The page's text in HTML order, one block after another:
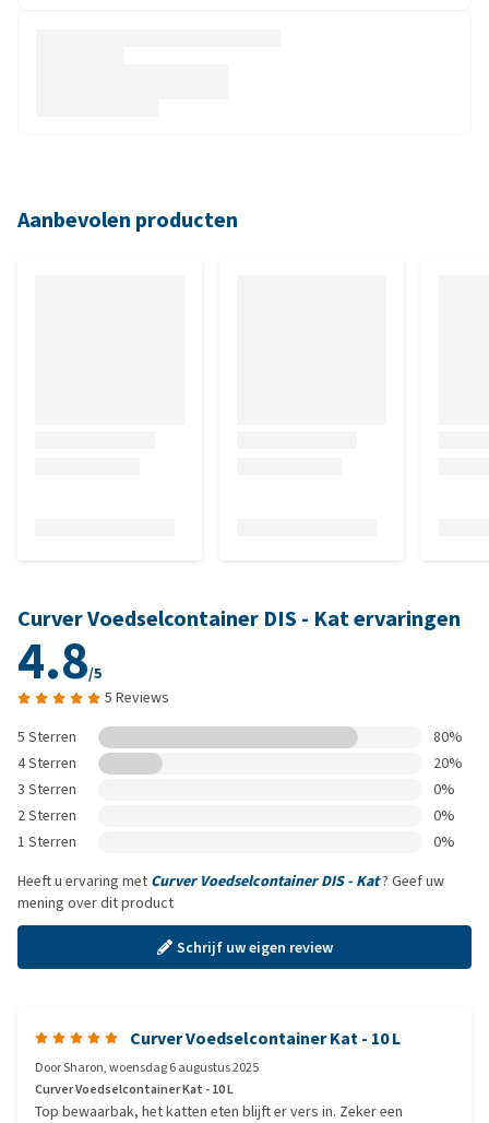
Aanbevolen producten
Curver Voedselcontainer DIS - Kat ervaringen
4.8/5
5 Reviews
5 Sterren
80%
4 Sterren
20%
3 Sterren
0%
2 Sterren
0%
1 Sterren
0%
Heeft u ervaring met Curver Voedselcontainer DIS - Kat? Geef uw
mening over dit product
Schrijf uw eigen review
Curver Voedselcontainer Kat - 10 L
DoorSharon,woensdag 6 augustus 2025
Curver Voedselcontainer Kat - 10 L
Top bewaarbak, het katten eten blijft er vers in. Zeker een